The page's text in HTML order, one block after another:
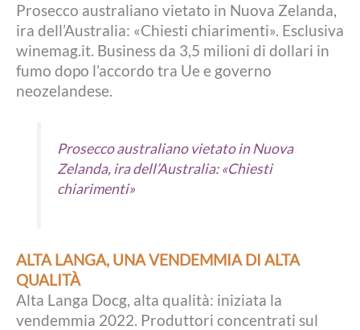
Prosecco australiano vietato in Nuova Zelanda,
ira dell’Australia: «Chiesti chiarimenti». Esclusiva
winemag.it. Business da 3,5 milioni di dollari in
fumo dopo l’accordo tra Ue e governo
neozelandese.
Prosecco australiano vietato in Nuova
Zelanda, ira dell’Australia: «Chiesti
chiarimenti»
ALTA LANGA, UNA VENDEMMIA DI ALTA
QUALITÀ
Alta Langa Docg, alta qualità: iniziata la
vendemmia 2022. Produttori concentrati sul